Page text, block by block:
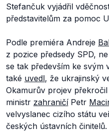
Stefančuk vyjádřil
představitelům za pomoc
Podle premiéra Andreje
z pozice předsedy SPD,
se tak především ke svým
také uvedl, že ukrajinský
Okamurův projev
ministr zahraničíPetr
velvyslanec cizího státu
českých ústavních